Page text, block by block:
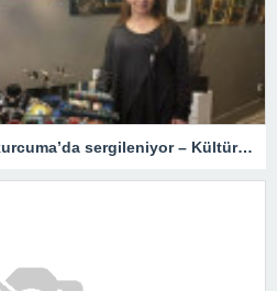
‘ReBirth’ koleksiyonu Çukurcuma’da sergileniyor – Kültür Sanat & Sinema